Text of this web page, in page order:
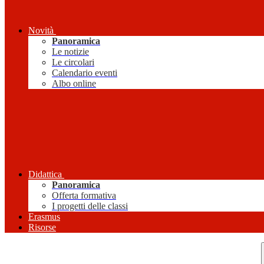
Novità
Panoramica
Le notizie
Le circolari
Calendario eventi
Albo online
Didattica
Panoramica
Offerta formativa
I progetti delle classi
Erasmus
Risorse